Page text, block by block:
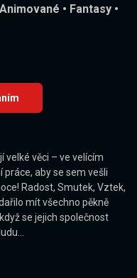
Animované • Fantasy •
velké věci – ve velícím
aby se sem vešli
Radost, Smutek, Vztek,
mít všechno pěkně
se jejich společnost